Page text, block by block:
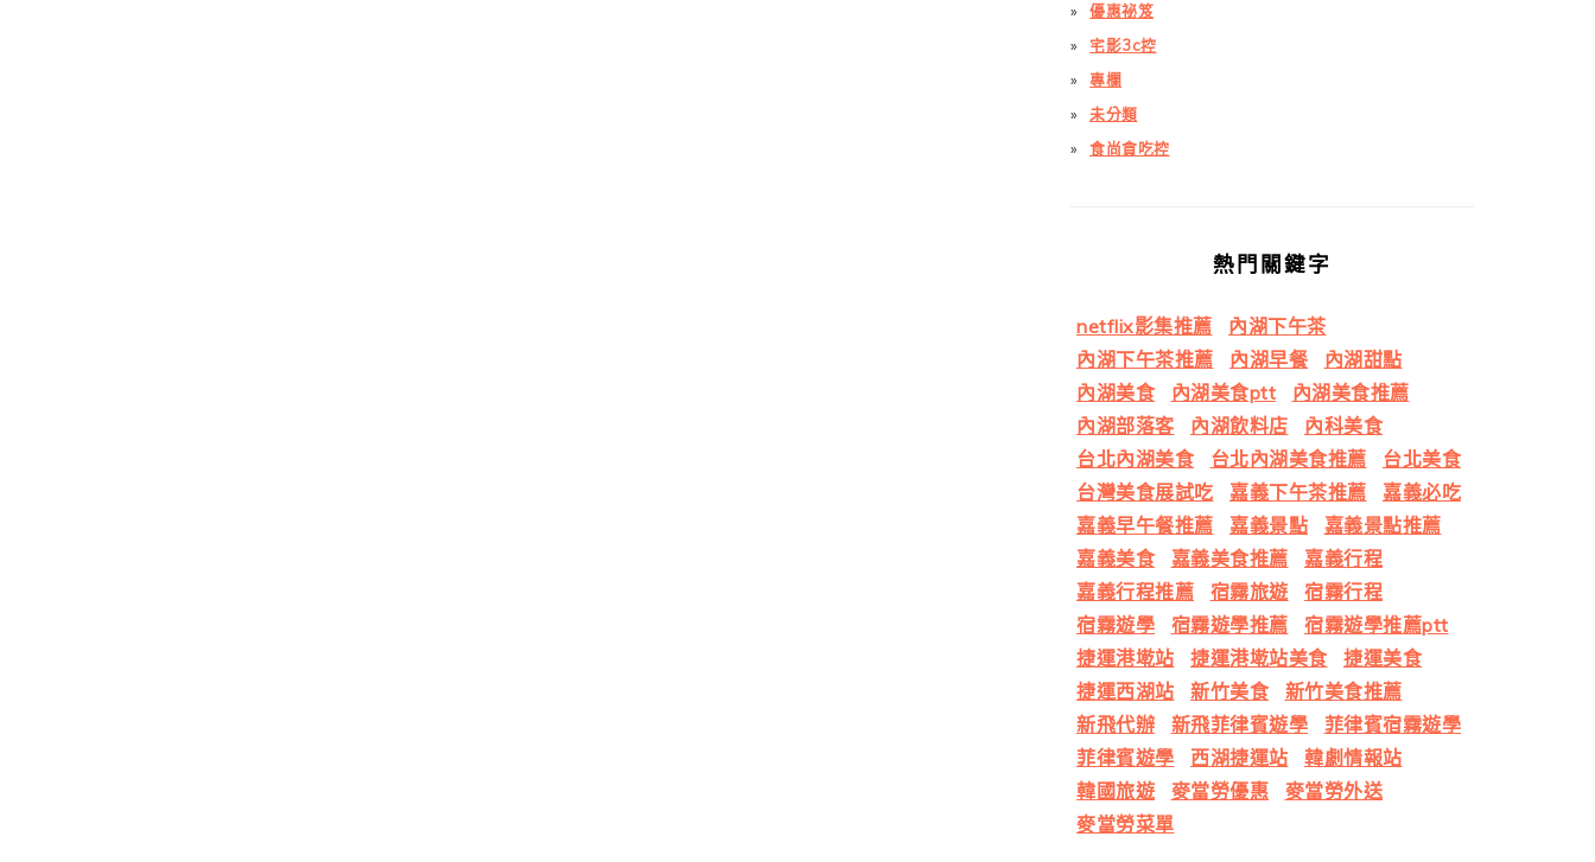
優惠祕笈
宅影3c控
專欄
未分類
食尚貪吃控
熱門關鍵字
netflix影集推薦
內湖下午茶
內湖下午茶推薦
內湖早餐
內湖甜點
內湖美食
內湖美食ptt
內湖美食推薦
內湖部落客
內湖飲料店
內科美食
台北內湖美食
台北內湖美食推薦
台北美食
台灣美食展試吃
嘉義下午茶推薦
嘉義必吃
嘉義早午餐推薦
嘉義景點
嘉義景點推薦
嘉義美食
嘉義美食推薦
嘉義行程
嘉義行程推薦
宿霧旅遊
宿霧行程
宿霧遊學
宿霧遊學推薦
宿霧遊學推薦ptt
捷運港墘站
捷運港墘站美食
捷運美食
捷運西湖站
新竹美食
新竹美食推薦
新飛代辦
新飛菲律賓遊學
菲律賓宿霧遊學
菲律賓遊學
西湖捷運站
韓劇情報站
韓國旅遊
麥當勞優惠
麥當勞外送
麥當勞菜單